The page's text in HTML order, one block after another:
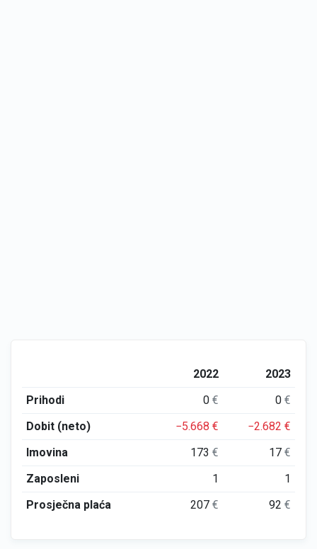
2022
2023
Prihodi
0€ 0€
Dobit (neto)
−5.668€ −2.682€
Imovina
173€ 17€
Zaposleni
1
1
Prosječna plaća
207€ 92€